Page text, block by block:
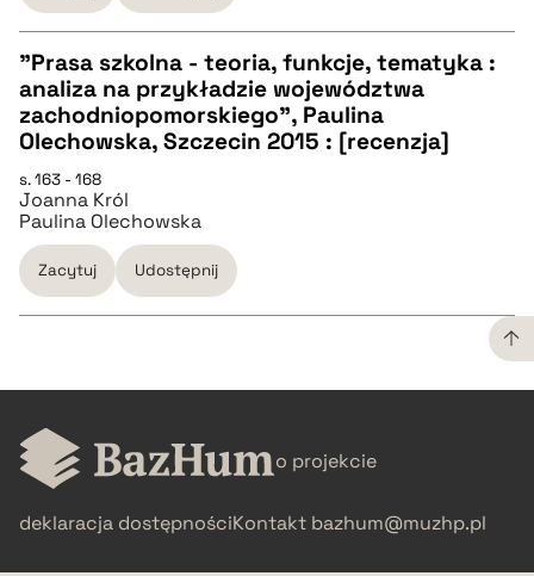
pobierz cytat
CZYSTY TEKST
pobierz cytat
BIBTEX
pobierz cytat
"Prasa szkolna - teoria, funkcje, tematyka :
analiza na przykładzie województwa
zachodniopomorskiego", Paulina
Olechowska, Szczecin 2015 : [recenzja]
s. 163 - 168
Joanna Król
Paulina Olechowska
Zacytuj Udostępnij
CZYSTY TEKST
pobierz cytat
BIBTEX
o projekcie
deklaracja dostępnościKontakt bazhum@muzhp.pl